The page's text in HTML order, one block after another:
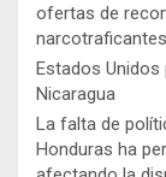
ofertas de
Estados
Nicaragua
La falta de
Honduras ha